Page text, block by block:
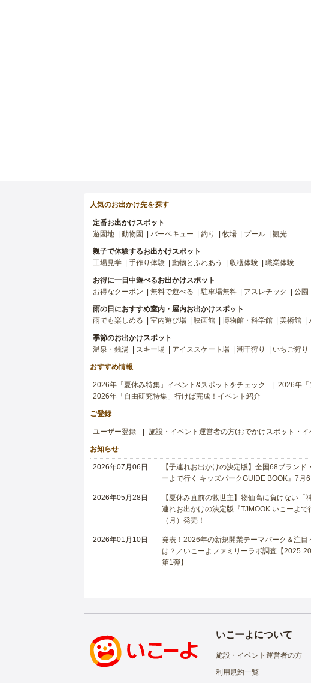
人気のお出かけ先を探す
定番お出かけスポット
遊園地
動物園 バーベキュー 釣り 牧場 プール 観光
親子で体験するお出かけスポット
工場見学
手作り体験 動物とふれあう 収穫体験 職業体験
お得に一日中遊べるお出かけスポット
お得なクーポン
無料で遊べる 駐車場無料 アスレチック 公園
雨の日におすすめ室内・屋内お出かけスポット
雨でも楽しめる
室内遊び場 映画館 博物館・科学館 美術館
季節のお出かけスポット
温泉・銭湯
スキー場 アイススケート場 潮干狩り いちご狩り
おすすめ情報
2026年「夏休み特集」イベント&スポットをチェック
2026年「
2026年「自由研究特集」行けば完成！イベント紹介
ご登録
ユーザー登録 施設・イベント運営者の方(おでかけスポット・
お知らせ
2026年07月06日
【子連れお出かけの決定版】全国68ブラン
ーよで行く キッズパークGUIDE BOOK』7月6
2026年05月28日
【夏休み直前の救世主】物価高に負けない「
連れお出かけの決定版『TJMOOK いこーよ
（月）発売！
2026年01月10日
発表！2026年の新規開業テーマパーク＆注
は？／いこーよファミリーラボ調査【
第1弾】
いこーよについて
施設・イベント運営者の方
利用規約一覧